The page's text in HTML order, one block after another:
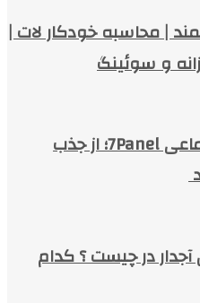
| محاسبه خودکار لات |
و سوئینگ
خدمات شبکه‌های اجتماعی 7Panel؛ از جذب
در چیست ؟ کدام